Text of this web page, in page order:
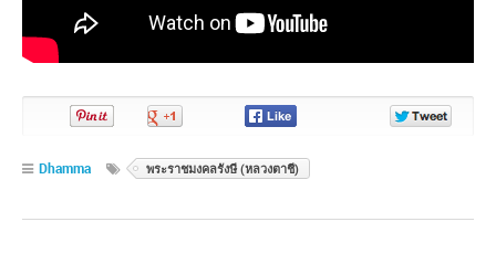
Share
Dhamma
พระราชมงคลรังษี (หลวงตาชี)